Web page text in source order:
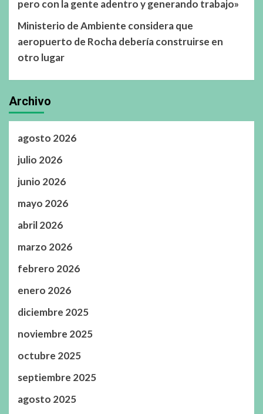
pero con la gente adentro y generando trabajo»
Ministerio de Ambiente considera que
aeropuerto de Rocha debería construirse en
otro lugar
Archivo
agosto 2026
julio 2026
junio 2026
mayo 2026
abril 2026
marzo 2026
febrero 2026
enero 2026
diciembre 2025
noviembre 2025
octubre 2025
septiembre 2025
agosto 2025